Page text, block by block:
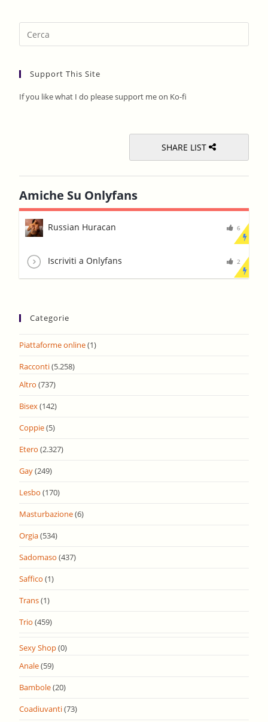
Support This Site
If you like what I do please support me on Ko-fi
SHARE LIST
Amiche Su Onlyfans
Russian Huracan 6
Iscriviti a Onlyfans 2
Categorie
Piattaforme online(1)
Racconti(5.258)
Altro (737)
Bisex(142)
Coppie(5)
Etero (2.327)
Gay(249)
Lesbo (170)
Masturbazione(6)
Orgia(534)
Sadomaso (437)
Saffico (1)
Trans(1)
Trio (459)
Sexy Shop(0)
Anale(59)
Bambole(20)
Coadiuvanti(73)